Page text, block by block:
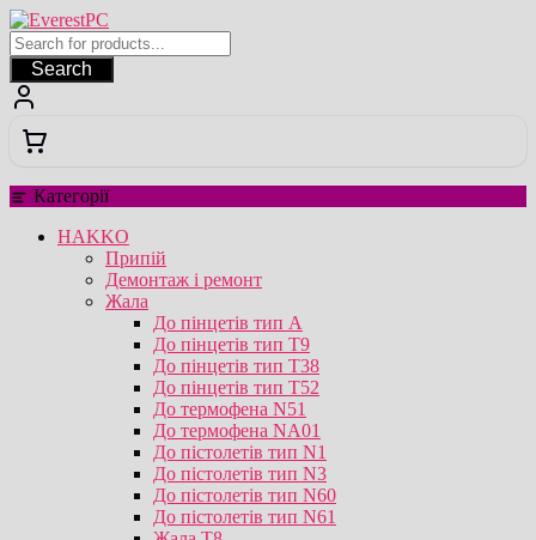
Перейти
до
вмісту
Search
Категорії
HAKKO
Припій
Демонтаж і ремонт
Жала
До пінцетів тип А
До пінцетів тип T9
До пінцетів тип T38
До пінцетів тип T52
До термофена N51
До термофена NA01
До пістолетів тип N1
До пістолетів тип N3
До пістолетів тип N60
До пістолетів тип N61